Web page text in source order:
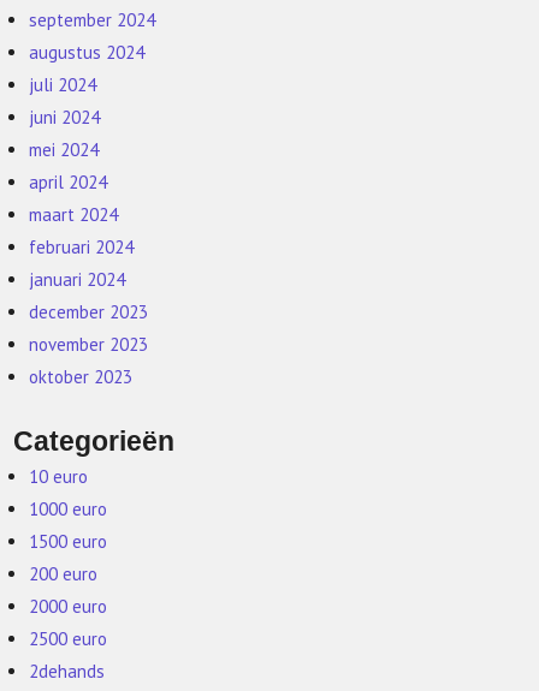
september 2024
augustus 2024
juli 2024
juni 2024
mei 2024
april 2024
maart 2024
februari 2024
januari 2024
december 2023
november 2023
oktober 2023
Categorieën
10 euro
1000 euro
1500 euro
200 euro
2000 euro
2500 euro
2dehands